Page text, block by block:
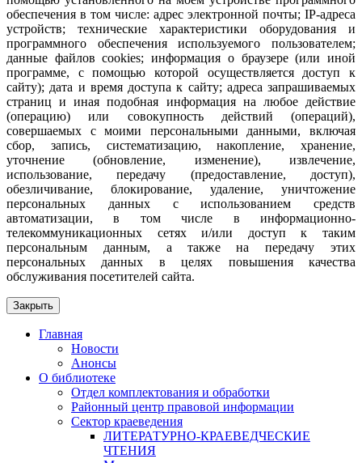
обеспечения в том числе: адрес электронной почты; IP-адреса
устройств; технические характеристики оборудования и
программного обеспечения используемого пользователем;
данные файлов cookies; информация о браузере (или иной
программе, с помощью которой осуществляется доступ к
сайту); дата и время доступа к сайту; адреса запрашиваемых
страниц и иная подобная информация на любое действие
(операцию) или совокупность действий (операций),
совершаемых с моими персональными данными, включая
сбор, запись, систематизацию, накопление, хранение,
уточнение (обновление, изменение), извлечение,
использование, передачу (предоставление, доступ),
обезличивание, блокирование, удаление, уничтожение
персональных данных с использованием средств
автоматизации, в том числе в информационно-
телекоммуникационных сетях и/или доступ к таким
персональным данным, а также на передачу этих
персональных данных в целях повышения качества
обслуживания посетителей сайта.
Закрыть
Главная
Новости
Анонсы
О библиотеке
Отдел комплектования и обработки
Районный центр правовой информации
Сектор краеведения
ЛИТЕРАТУРНО-КРАЕВЕДЧЕСКИЕ
ЧТЕНИЯ